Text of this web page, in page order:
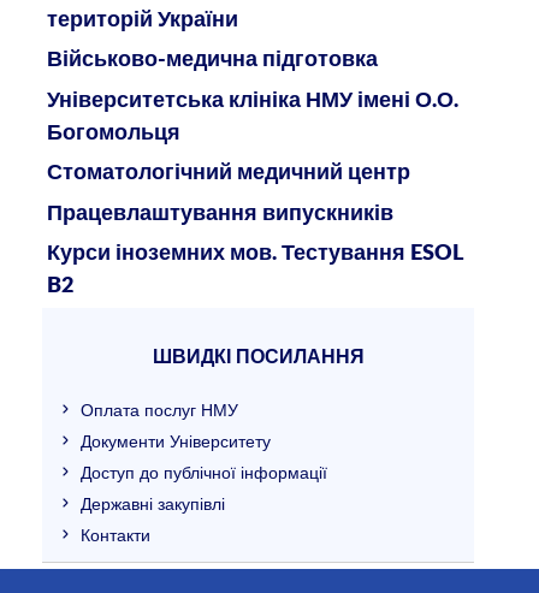
територій України
Військово-медична підготовка
Університетська клініка НМУ імені О.О.
Богомольця
Стоматологічний медичний центр
Працевлаштування випускників
Курси іноземних мов. Тестування ESOL
B2
ШВИДКІ ПОСИЛАННЯ
Оплата послуг НМУ
Документи Університету
Доступ до публічної інформації
Державні закупівлі
Контакти